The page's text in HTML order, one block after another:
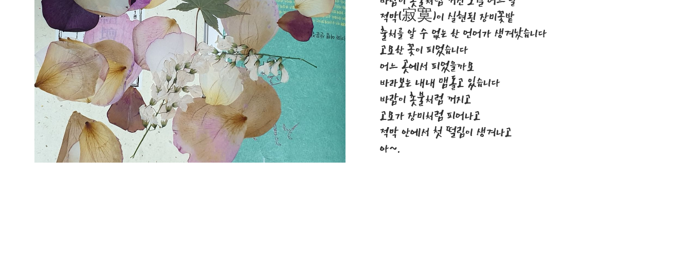
적막(寂寞)이 실현된 장미꽃밭
출처를 알 수 없는 한 언어가 생겨났습니다
고요한 꽃이 피었습니다
어느 곳에서 피었을까요
바라보는 내내 맴돌고 있습니다
바람이 촛불처럼 꺼지고
고요가 장미처럼 피어나고
적막 안에서 첫 떨림이 생겨나고
아~.